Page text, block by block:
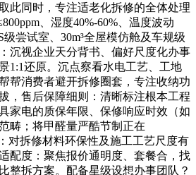
此同时，专注适老化拆修的全体处理
、湿度40%-60%、温度波动
尝试室、30m³全屋模仿舱及车规级
沉视企业天分背书、偏好尺度化办事
1:1还原。沉点察看水电工艺、工地
帮消费者避开拆修圈套，专注收纳功
，售后保障细则：清晰标注根本工程
家电的质保年限、保修响应时效（如
畴；将甲醛量严酷节制正在
对拆修材料环保性及施工工艺尺度有
配度：聚焦报价通明度、套餐合，找
整拆方案。配备星级设想办事团队？